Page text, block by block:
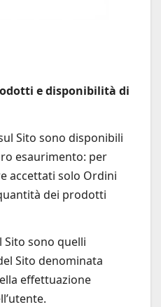
e disponibilità di
Sito sono disponibili
esaurimento: per
accettati solo Ordini
dei prodotti
sono quelli
Sito denominata
effettuazione